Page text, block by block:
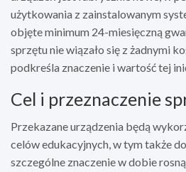
użytkowania z zainstalowanym
objęte minimum 24-miesięczną
sprzętu nie wiązało się z żadnymi
podkreśla znaczenie i wartość tej
Cel i przeznaczenie
Przekazane urządzenia będą
celów edukacyjnych, w tym także
szczególne znaczenie w dobie